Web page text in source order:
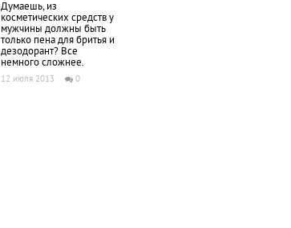
Думаешь, из
косметических средств у
мужчины должны быть
только пена для бритья и
дезодорант? Все
немного сложнее.
12 июля 2013 0